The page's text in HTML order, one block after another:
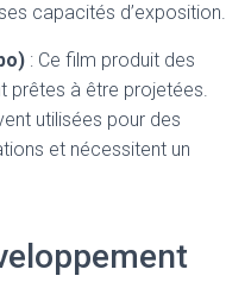
capacités d’exposition.
: Ce film produit des
prêtes à être projetées.
utilisées pour des
et nécessitent un